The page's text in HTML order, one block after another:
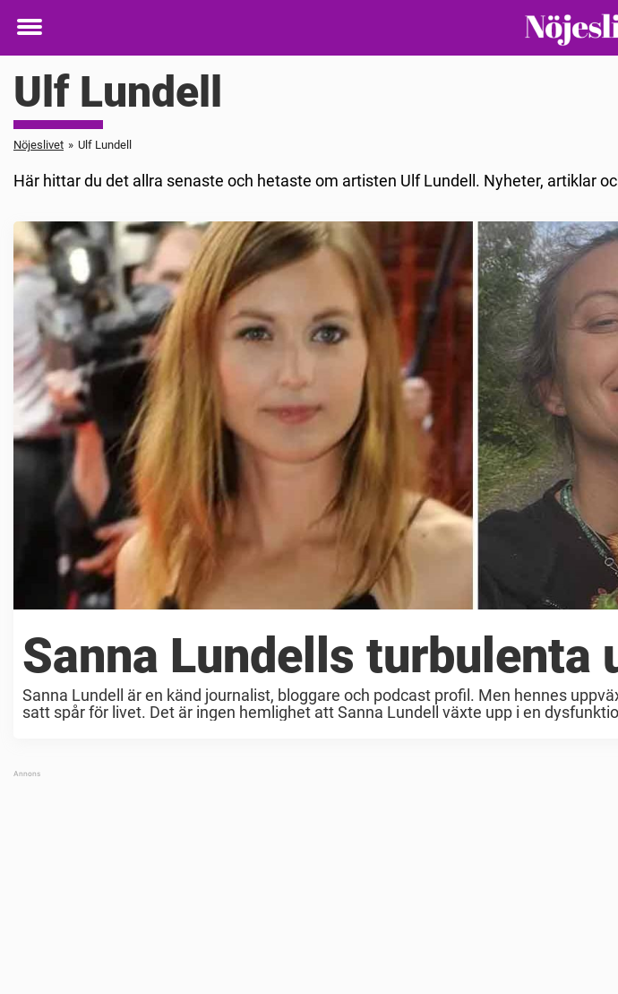
Toggle
Ulf Lundell
Nöjeslivet » Ulf Lundell
Här hittar du det allra senaste och hetaste om artisten Ulf Lundell. Nyheter, artiklar
Sanna Lundells turbulenta
Sanna Lundell är en känd journalist, bloggare och podcast profil. Men hennes
satt spår för livet. Det är ingen hemlighet att Sanna Lundell växte upp i en